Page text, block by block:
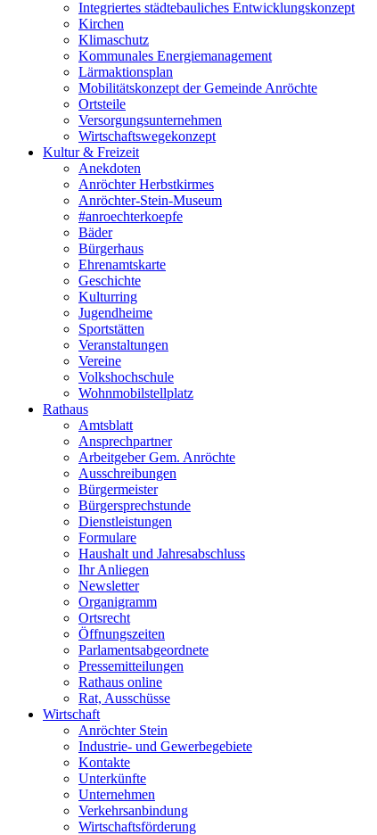
Integriertes städtebauliches Entwicklungskonzept
Kirchen
Klimaschutz
Kommunales Energiemanagement
Lärmaktionsplan
Mobilitätskonzept der Gemeinde Anröchte
Ortsteile
Versorgungsunternehmen
Wirtschaftswegekonzept
Kultur & Freizeit
Anekdoten
Anröchter Herbstkirmes
Anröchter-Stein-Museum
#anroechterkoepfe
Bäder
Bürgerhaus
Ehrenamtskarte
Geschichte
Kulturring
Jugendheime
Sportstätten
Veranstaltungen
Vereine
Volkshochschule
Wohnmobilstellplatz
Rathaus
Amtsblatt
Ansprechpartner
Arbeitgeber Gem. Anröchte
Ausschreibungen
Bürgermeister
Bürgersprechstunde
Dienstleistungen
Formulare
Haushalt und Jahresabschluss
Ihr Anliegen
Newsletter
Organigramm
Ortsrecht
Öffnungszeiten
Parlamentsabgeordnete
Pressemitteilungen
Rathaus online
Rat, Ausschüsse
Wirtschaft
Anröchter Stein
Industrie- und Gewerbegebiete
Kontakte
Unterkünfte
Unternehmen
Verkehrsanbindung
Wirtschaftsförderung